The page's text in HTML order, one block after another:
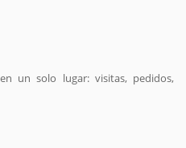
un solo lugar: visitas, pedidos,